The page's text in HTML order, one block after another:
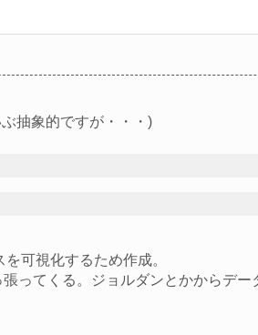
抽象的ですが・・・)
可視化するため作成。
ってくる。ジョルダンとかからデー